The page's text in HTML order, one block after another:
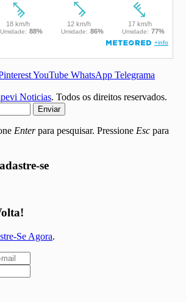
YouTube WhatsApp Telegrama
Noticias. Todos os direitos reservados.
Enviar
Enterpara pesquisar. Pressione Esc para
se
Se Agora.